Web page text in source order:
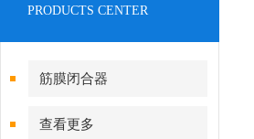
PRODUCTS CENTER
筋膜闭合器
查看更多